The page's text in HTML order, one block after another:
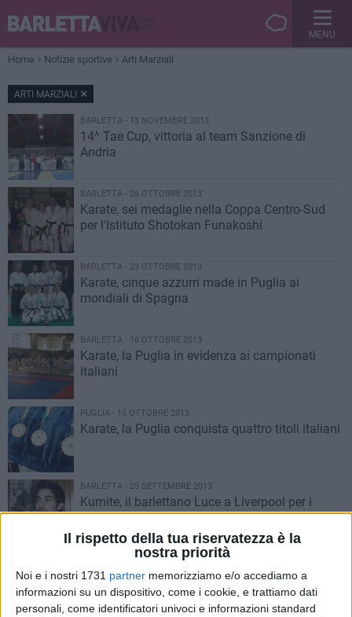
Il rispetto della tua riservatezza è la
nostra priorità
Noi e i nostri 1731 partner memorizziamo e/o accediamo a
informazioni su un dispositivo, come i cookie, e trattiamo dati
personali, come identificatori univoci e informazioni standard
MENU
Home Notizie sportive Arti Marziali
ARTI MARZIALI
BARLETTA - 13 NOVEMBRE 2013
14^ Tae Cup, vittoria al team Sanzione di
Andria
BARLETTA - 26 OTTOBRE 2013
Karate, sei medaglie nella Coppa Centro-Sud
per l'Istituto Shotokan Funakoshi
BARLETTA - 23 OTTOBRE 2013
Karate, cinque azzurri made in Puglia ai
mondiali di Spagna
BARLETTA - 16 OTTOBRE 2013
Karate, la Puglia in evidenza ai campionati
italiani
PUGLIA - 15 OTTOBRE 2013
Karate, la Puglia conquista quattro titoli italiani
BARLETTA - 25 SETTEMBRE 2013
Kumite, il barlettano Luce a Liverpool per i
Mondiali WSKA
BARLETTA - 21 SETTEMBRE 2013
Karate, ottimo bilancio per il corso di
aggiornamento made in Puglia